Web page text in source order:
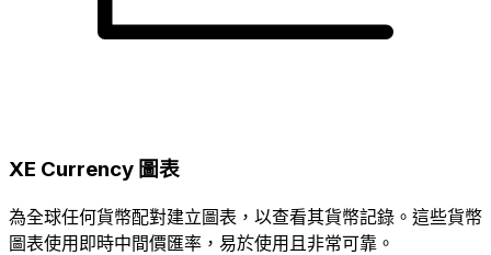
XE Currency 圖表
為全球任何貨幣配對建立圖表，以查看其貨幣記錄。這些貨幣
圖表使用即時中間價匯率，易於使用且非常可靠。